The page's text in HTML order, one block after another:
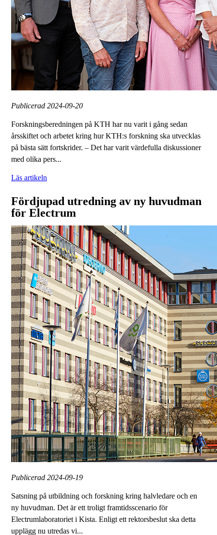
Publicerad 2024-09-20
Forskningsberedningen på KTH har nu varit i gång sedan
årsskiftet och arbetet kring hur KTH:s forskning ska utvecklas
på bästa sätt fortskrider. – Det har varit värdefulla diskussioner
med olika pers...
Läs artikeln
Fördjupad utredning av ny huvudman
för Electrum
Publicerad 2024-09-19
Satsning på utbildning och forskning kring halvledare och en
ny huvudman. Det är ett troligt framtidsscenario för
Electrumlaboratoriet i Kista. Enligt ett rektorsbeslut ska detta
upplägg nu utredas vi...